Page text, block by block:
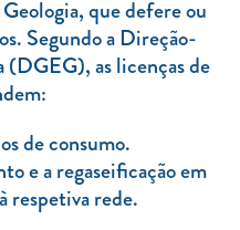
que defere ou
Segundo a Direção-
(DGEG), as licenças de
de consumo.
e a regaseificação em
respetiva rede.